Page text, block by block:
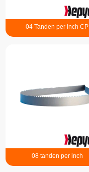
04 Tanden per inch CP
08 tanden per inch